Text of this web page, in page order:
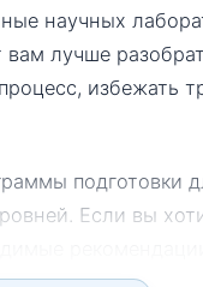
научных
лучше
избежать
подготовки
Если вы